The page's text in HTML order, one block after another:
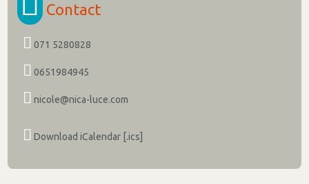
Contact
071 5280828
0651984945
nicole@nica-luce.com
Download iCalendar [.ics]